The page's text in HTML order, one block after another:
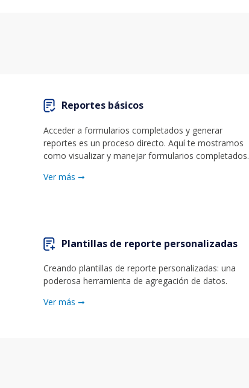
Reportes básicos
Acceder a formularios completados y generar
reportes es un proceso directo. Aquí te mostramos
como visualizar y manejar formularios completados.
Ver más ➞
Plantillas de reporte personalizadas
Creando plantillas de reporte personalizadas: una
poderosa herramienta de agregación de datos.
Ver más ➞